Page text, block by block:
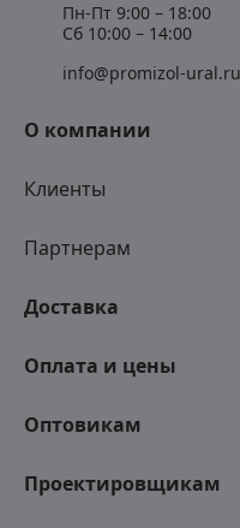
О компании
Клиенты
Партнерам
Доставка
Оплата и цены
Оптовикам
Проектировщикам
Пн-Пт 9:00 – 18:00
Сб 10:00 – 14:00
info@promizol-ural.ru